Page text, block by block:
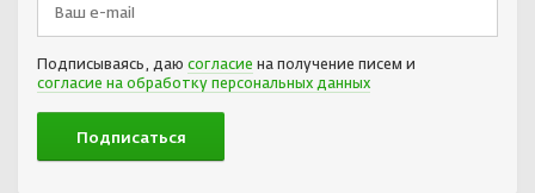
Подписываясь, даю согласие на получение писем и
согласие на обработку персональных данных